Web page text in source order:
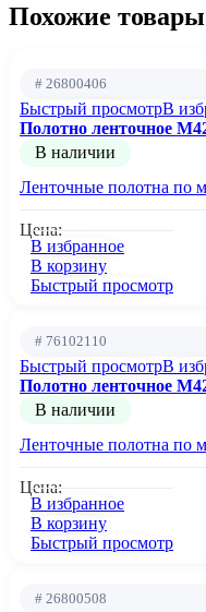
Похожие товары
# 26800406
Быстрый просмотрВ
Полотно ленточное
В наличии
Ленточные полотна по
Цена:
В избранное
В корзину
Быстрый просмотр
# 76102110
Быстрый просмотрВ
Полотно ленточное
В наличии
Ленточные полотна по
Цена:
В избранное
В корзину
Быстрый просмотр
# 26800508